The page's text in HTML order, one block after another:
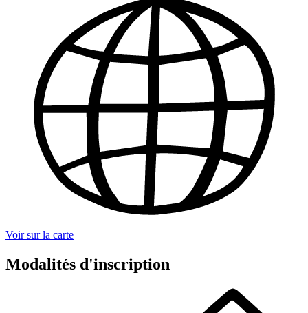
Voir sur la carte
Modalités d'inscription